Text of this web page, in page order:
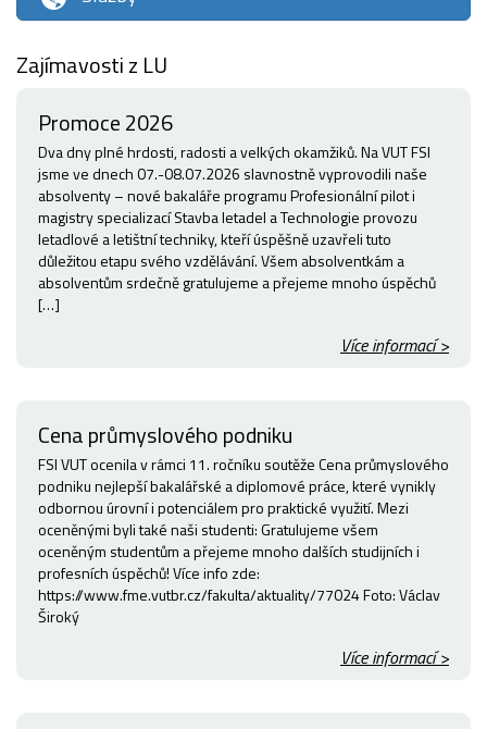
Zajímavosti z LU
Promoce 2026
Dva dny plné hrdosti, radosti a velkých okamžiků. Na VUT FSI
jsme ve dnech 07.-08.07.2026 slavnostně vyprovodili naše
absolventy – nové bakaláře programu Profesionální pilot i
magistry specializací Stavba letadel a Technologie provozu
letadlové a letištní techniky, kteří úspěšně uzavřeli tuto
důležitou etapu svého vzdělávání. Všem absolventkám a
absolventům srdečně gratulujeme a přejeme mnoho úspěchů
[…]
Více informací >
Cena průmyslového podniku
FSI VUT ocenila v rámci 11. ročníku soutěže Cena průmyslového
podniku nejlepší bakalářské a diplomové práce, které vynikly
odbornou úrovní i potenciálem pro praktické využití. Mezi
oceněnými byli také naši studenti: Gratulujeme všem
oceněným studentům a přejeme mnoho dalších studijních i
profesních úspěchů! Více info zde:
https://www.fme.vutbr.cz/fakulta/aktuality/77024 Foto: Václav
Široký
Více informací >